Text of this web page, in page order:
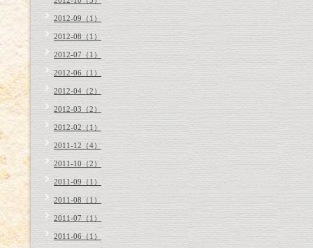
2012-09（1）
2012-08（1）
2012-07（1）
2012-06（1）
2012-04（2）
2012-03（2）
2012-02（1）
2011-12（4）
2011-10（2）
2011-09（1）
2011-08（1）
2011-07（1）
2011-06（1）